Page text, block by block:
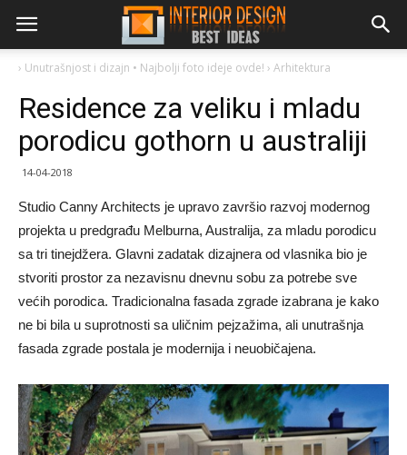
› Unutrašnjost i dizajn • Najbolji foto ideje ovde! › Arhitektura
Residence za veliku i mladu
porodicu gothorn u australiji
14-04-2018
Studio Canny Architects je upravo završio razvoj modernog
projekta u predgrađu Melburna, Australija, za mladu porodicu
sa tri tinejdžera. Glavni zadatak dizajnera od vlasnika bio je
stvoriti prostor za nezavisnu dnevnu sobu za potrebe sve
većih porodica. Tradicionalna fasada zgrade izabrana je kako
ne bi bila u suprotnosti sa uličnim pejzažima, ali unutrašnja
fasada zgrade postala je modernija i neuobičajena.